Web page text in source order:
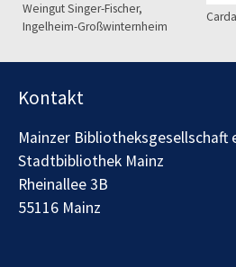
Weingut Singer-Fischer,
Ingelheim-Großwinternheim
Kontakt
Mainzer Bibliotheksgesellschaft
Stadtbibliothek Mainz
Rheinallee 3B
55116 Mainz